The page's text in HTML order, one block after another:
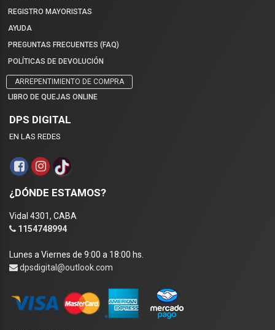
REGISTRO MAYORISTAS
AYUDA
PREGUNTAS FRECUENTES (FAQ)
POLÍTICAS DE DEVOLUCIÓN
ARREPENTIMIENTO DE COMPRA
LIBRO DE QUEJAS ONLINE
DPS DIGITAL
EN LAS REDES
¿DÓNDE ESTAMOS?
Vidal 4301, CABA
1154748994
Lunes a Viernes de 9:00 a 18:00 hs.
dpsdigital@outlook.com